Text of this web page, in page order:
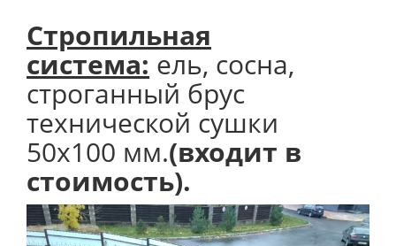
Стропильная
система: ель, сосна,
строганный брус
технической сушки
50х100 мм.(входит в
стоимость).